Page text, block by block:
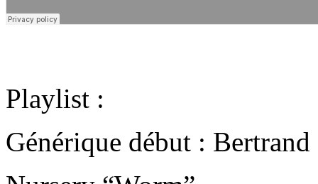
Playlist :
Générique début : Bertrand